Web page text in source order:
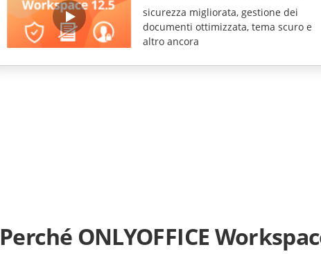
sicurezza migliorata, gestione dei
documenti ottimizzata, tema scuro e
altro ancora
Perché ONLYOFFICE